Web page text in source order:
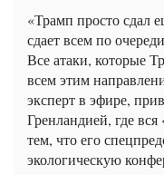
«Трамп просто сдал
сдает всем по
Все атаки, которые
всем этим
эксперт в эфире,
Гренландией, где
тем, что его
экологическую